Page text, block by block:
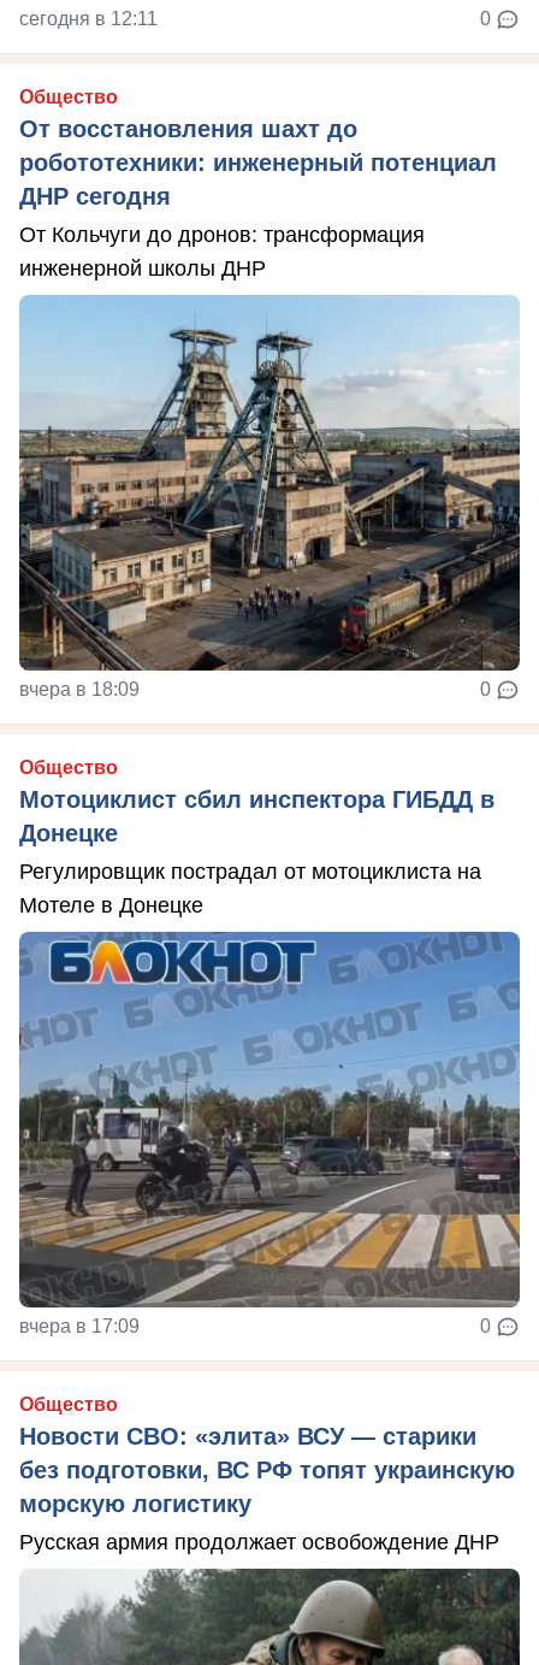
сегодня в 12:11 0
Общество
От восстановления шахт до
робототехники: инженерный потенциал
ДНР сегодня
От Кольчуги до дронов: трансформация
инженерной школы ДНР
вчера в 18:09 0
Общество
Мотоциклист сбил инспектора ГИБДД в
Донецке
Регулировщик пострадал от мотоциклиста на
Мотеле в Донецке
вчера в 17:09 0
Общество
Новости СВО: «элита» ВСУ — старики
без подготовки, ВС РФ топят украинскую
морскую логистику
Русская армия продолжает освобождение ДНР